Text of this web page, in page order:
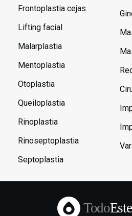
Frontoplastia cejas
Lifting facial
Malarplastia
Mentoplastia
Otoplastia
Queiloplastia
Rinoplastia
Rinoseptoplastia
Septoplastia
Todo